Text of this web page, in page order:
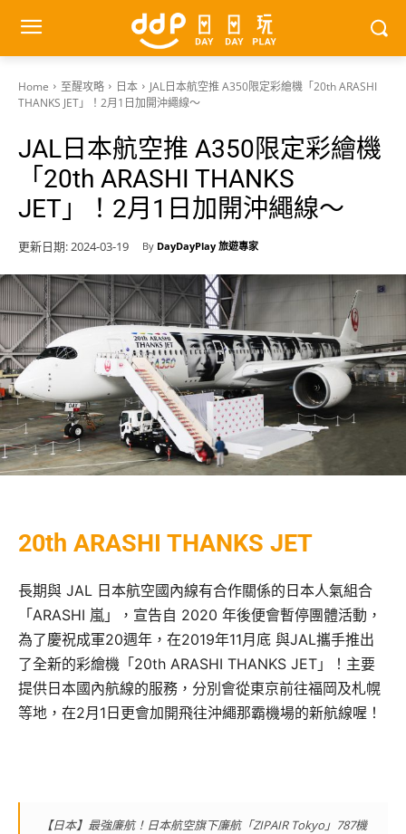
Home 至醒攻略 日本
JAL日本航空推 A350限定彩繪機「20th ARASHI
THANKS JET」！2月1日加開沖繩線～
JAL日本航空推 A350限定彩繪機
「20th ARASHI THANKS
JET」！2月1日加開沖繩線～
更新日期:2024-03-19 By DayDayPlay 旅遊專家
20th ARASHI THANKS JET
長期與 JAL 日本航空國內線有合作關係的日本人氣組合
「ARASHI 嵐」，宣告自 2020 年後便會暫停團體活動，
為了慶祝成軍20週年，在2019年11月底 與JAL攜手推出
了全新的彩繪機「20th ARASHI THANKS JET」！主要
提供日本國內航線的服務，分別會從東京前往福岡及札幌
等地，在2月1日更會加開飛往沖繩那霸機場的新航線喔！
【日本】最強廉航！日本航空旗下廉航「ZIPAIR Tokyo」787機